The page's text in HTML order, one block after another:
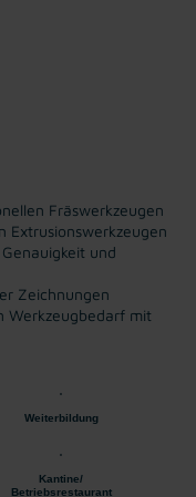
Fräswerkzeugen
Extrusionswerkzeugen
und
Zeichnungen
Werkzeugbedarf mit
Weiterbildung
Kantine/
Betriebsrestaurant